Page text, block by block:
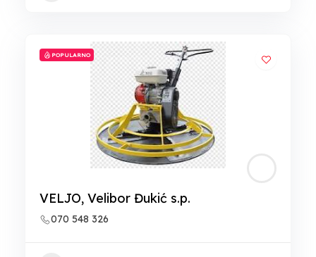
POPULARNO
VELJO, Velibor Đukić s.p.
070 548 326